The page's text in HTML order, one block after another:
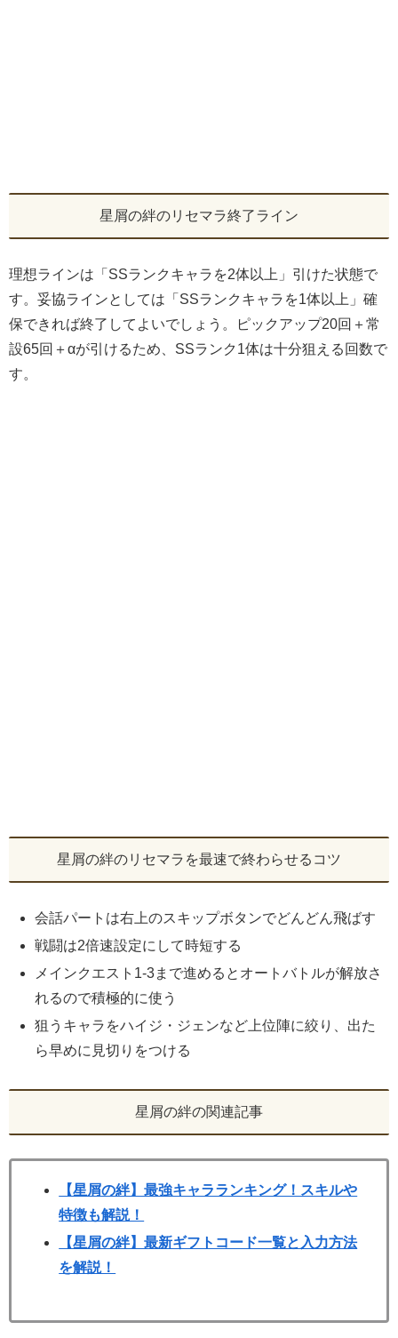
星屑の絆のリセマラ終了ライン
理想ラインは「SSランクキャラを2体以上」引けた状態で
す。妥協ラインとしては「SSランクキャラを1体以上」確
保できれば終了してよいでしょう。ピックアップ20回＋常
設65回＋αが引けるため、SSランク1体は十分狙える回数で
す。
星屑の絆のリセマラを最速で終わらせるコツ
会話パートは右上のスキップボタンでどんどん飛ばす
戦闘は2倍速設定にして時短する
メインクエスト1-3まで進めるとオートバトルが解放さ
れるので積極的に使う
狙うキャラをハイジ・ジェンなど上位陣に絞り、出た
ら早めに見切りをつける
星屑の絆の関連記事
【星屑の絆】最強キャラランキング！スキルや
特徴も解説！
【星屑の絆】最新ギフトコード一覧と入力方法
を解説！